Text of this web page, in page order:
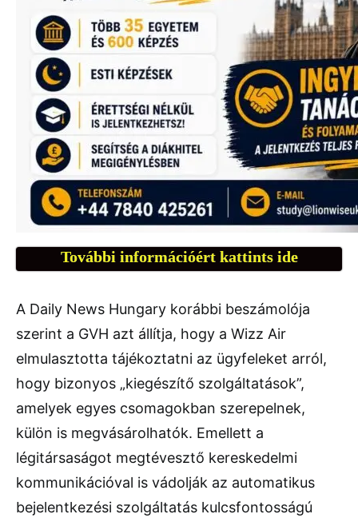
További információért kattints ide
A Daily News Hungary korábbi beszámolója
szerint a GVH azt állítja, hogy a Wizz Air
elmulasztotta tájékoztatni az ügyfeleket arról,
hogy bizonyos „kiegészítő szolgáltatások”,
amelyek egyes csomagokban szerepelnek,
külön is megvásárolhatók. Emellett a
légitársaságot megtévesztő kereskedelmi
kommunikációval is vádolják az automatikus
bejelentkezési szolgáltatás kulcsfontosságú